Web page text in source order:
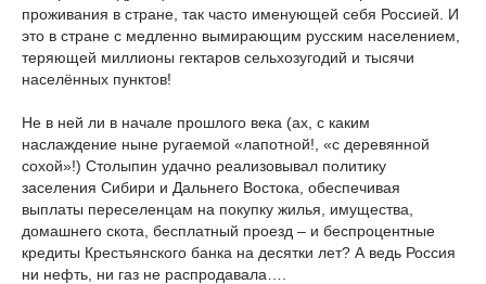
проживания в стране, так часто именующей себя Россией. И
это в стране с медленно вымирающим русским населением,
теряющей миллионы гектаров сельхозугодий и тысячи
населённых пунктов!
Не в ней ли в начале прошлого века (ах, с каким
наслаждение ныне ругаемой «лапотной!, «с деревянной
сохой»!) Столыпин удачно реализовывал политику
заселения Сибири и Дальнего Востока, обеспечивая
выплаты переселенцам на покупку жилья, имущества,
домашнего скота, бесплатный проезд – и беспроцентные
кредиты Крестьянского банка на десятки лет? А ведь Россия
ни нефть, ни газ не распродавала….